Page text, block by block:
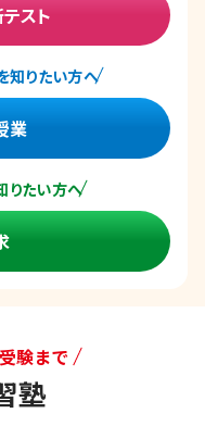
スト
知りたい方へ
業
りたい方へ
験まで
塾